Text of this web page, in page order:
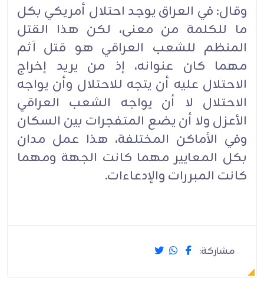
وقال: في العراق يوجد احتلال أمريكي بكل
ما للكلمة من معنى، لكن هذا القتل
المنظم للشعب العراقي هو قتل آثم
مهما كان عنوانه، إذ من يريد إخراج
الاحتلال عليه أن يتجه للاحتلال وأن يواجه
الاحتلال لا أن يواجه الشعب العراقي
الأعزل ولا أن يضع المتفجرات بين السكان
وفي الأماكن المختلفة، هذا عمل مدان
بكل المعايير مهما كانت الجهة ومهما
كانت المبررات والإدعاءات.‏
مشاركة: